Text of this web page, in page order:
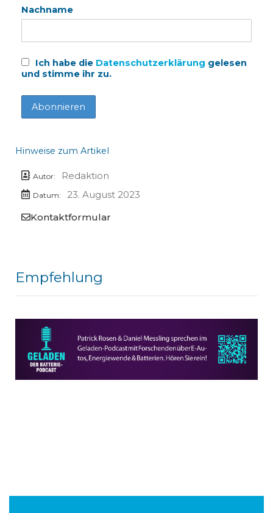
Nachname
Ich habe die Datenschutzerklärung gelesen
und stimme ihr zu.
Hinweise zum Artikel
Autor: Redaktion
Datum:
23. August 2023
Kontaktformular
Empfehlung